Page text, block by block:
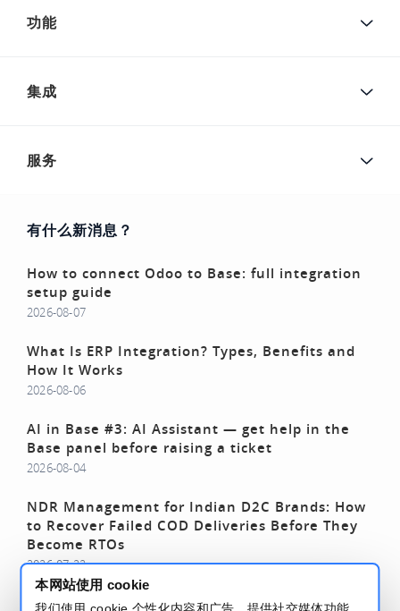
本网站使用 cookie
我们使用 cookie 个性化内容和广告，提供社交媒体功能，
功能
集成
服务
有什么新消息？
How to connect Odoo to Base: full integration
setup guide
2026-08-07
What Is ERP Integration? Types, Benefits and
How It Works
2026-08-06
AI in Base #3: AI Assistant — get help in the
Base panel before raising a ticket
2026-08-04
NDR Management for Indian D2C Brands: How
to Recover Failed COD Deliveries Before They
Become RTOs
2026-07-22
阅读更多 - Base 博客